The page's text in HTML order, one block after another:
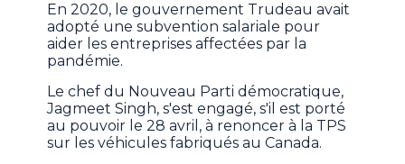
En 2020, le gouvernement Trudeau avait
adopté une subvention salariale pour
aider les entreprises affectées par la
pandémie.
Le chef du Nouveau Parti démocratique,
Jagmeet Singh, s'est engagé, s'il est porté
au pouvoir le 28 avril, à renoncer à la TPS
sur les véhicules fabriqués au Canada.